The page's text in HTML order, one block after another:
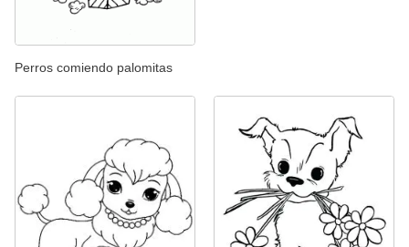
Perros comiendo palomitas